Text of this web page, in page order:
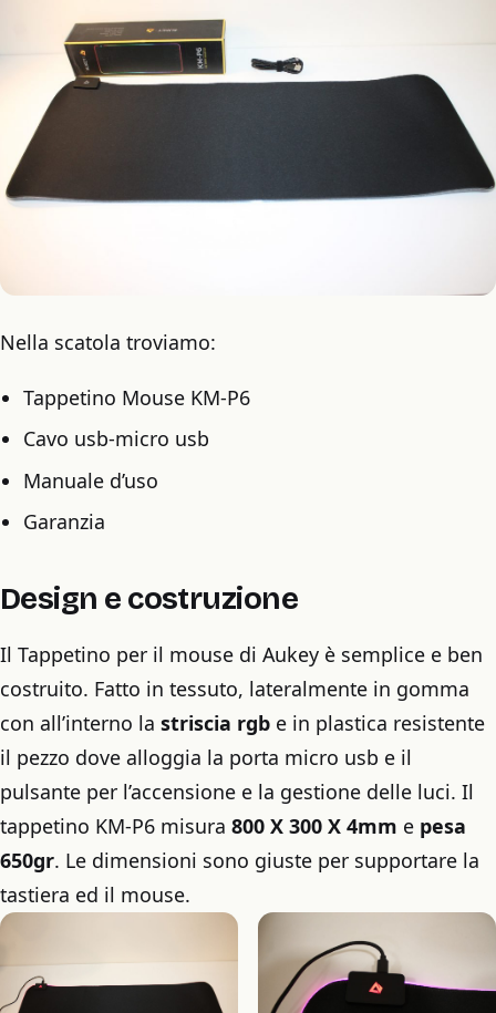
Nella scatola troviamo:
Tappetino Mouse KM-P6
Cavo usb-micro usb
Manuale d’uso
Garanzia
Design e costruzione
Il Tappetino per il mouse di Aukey è semplice e ben
costruito. Fatto in tessuto, lateralmente in gomma
con all’interno la striscia rgb e in plastica resistente
il pezzo dove alloggia la porta micro usb e il
pulsante per l’accensione e la gestione delle luci. Il
tappetino KM-P6 misura 800 X 300 X 4mm e pesa
650gr. Le dimensioni sono giuste per supportare la
tastiera ed il mouse.